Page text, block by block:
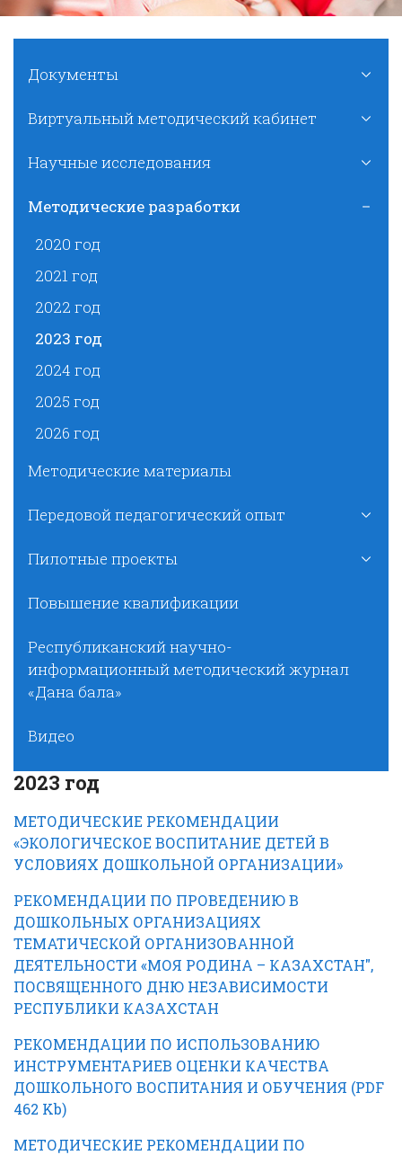
Документы
Виртуальный методический кабинет
Научные исследования
Методические разработки
2020 год
2021 год
2022 год
2023 год
2024 год
2025 год
2026 год
Методические материалы
Передовой педагогический опыт
Пилотные проекты
Повышение квалификации
Республиканский научно-
информационный методический журнал
«Дана бала»
Видео
2023 год
МЕТОДИЧЕСКИЕ РЕКОМЕНДАЦИИ
«ЭКОЛОГИЧЕСКОЕ ВОСПИТАНИЕ ДЕТЕЙ В
УСЛОВИЯХ ДОШКОЛЬНОЙ ОРГАНИЗАЦИИ»
РЕКОМЕНДАЦИИ ПО ПРОВЕДЕНИЮ В
ДОШКОЛЬНЫХ ОРГАНИЗАЦИЯХ
ТЕМАТИЧЕСКОЙ ОРГАНИЗОВАННОЙ
ДЕЯТЕЛЬНОСТИ «МОЯ РОДИНА – КАЗАХСТАН",
ПОСВЯЩЕННОГО ДНЮ НЕЗАВИСИМОСТИ
РЕСПУБЛИКИ КАЗАХСТАН
РЕКОМЕНДАЦИИ ПО ИСПОЛЬЗОВАНИЮ
ИНСТРУМЕНТАРИЕВ ОЦЕНКИ КАЧЕСТВА
ДОШКОЛЬНОГО ВОСПИТАНИЯ И ОБУЧЕНИЯ (PDF
462 Kb)
МЕТОДИЧЕСКИЕ РЕКОМЕНДАЦИИ ПО